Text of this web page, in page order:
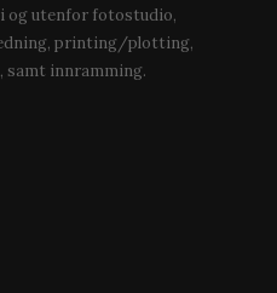
og utenfor fotostudio,
printing/plotting,
samt innramming.